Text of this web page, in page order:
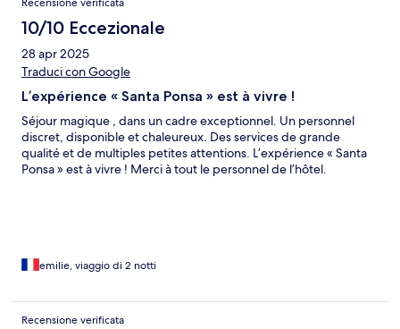
Recensione verificata
10/10 Eccezionale
28 apr 2025
Traduci con Google
L’expérience « Santa Ponsa » est à vivre !
Séjour magique , dans un cadre exceptionnel. Un personnel
discret, disponible et chaleureux. Des services de grande
qualité et de multiples petites attentions. L’expérience « Santa
Ponsa » est à vivre ! Merci à tout le personnel de l’hôtel.
emilie, viaggio di 2 notti
Recensione verificata